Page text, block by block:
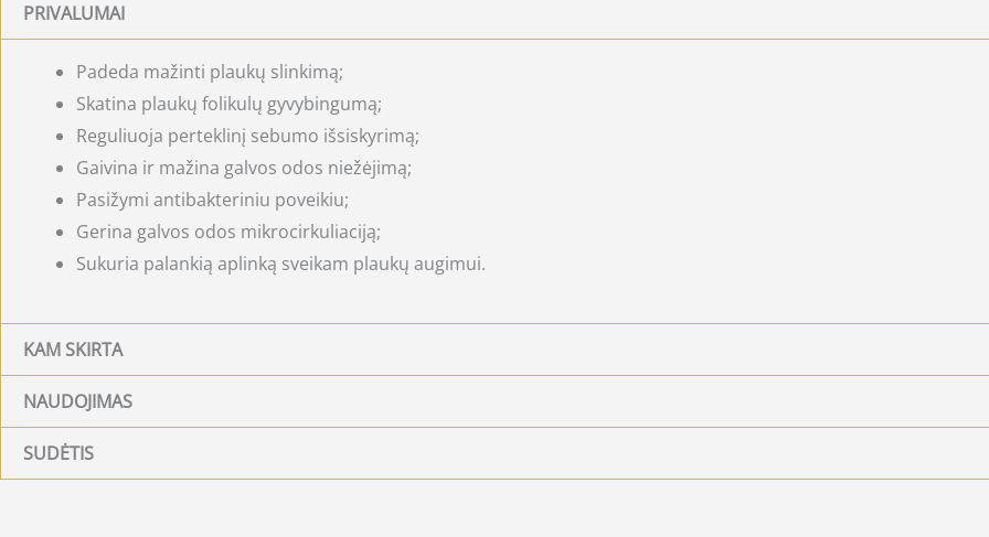
PRIVALUMAI
Padeda mažinti plaukų slinkimą;
Skatina plaukų folikulų gyvybingumą;
Reguliuoja perteklinį sebumo išsiskyrimą;
Gaivina ir mažina galvos odos niežėjimą;
Pasižymi antibakteriniu poveikiu;
Gerina galvos odos mikrocirkuliaciją;
Sukuria palankią aplinką sveikam plaukų augimui.
KAM SKIRTA
NAUDOJIMAS
SUDĖTIS